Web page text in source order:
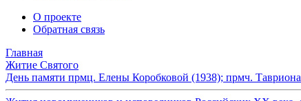
О проекте
Обратная связь
Главная
Житие Святого
День памяти прмц. Елены Коробковой (1938); прмч.